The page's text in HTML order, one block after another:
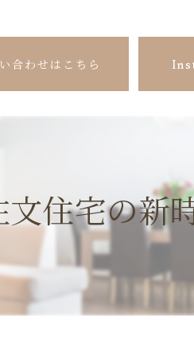
合わせはこちら
文住宅の新